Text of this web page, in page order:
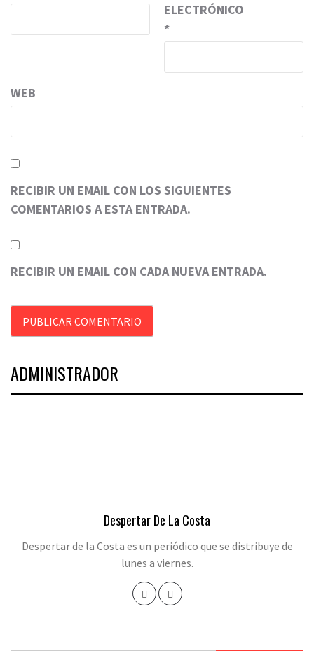
ELECTRÓNICO
*
WEB
RECIBIR UN EMAIL CON LOS SIGUIENTES
COMENTARIOS A ESTA ENTRADA.
RECIBIR UN EMAIL CON CADA NUEVA ENTRADA.
ADMINISTRADOR
Despertar De La Costa
Despertar de la Costa es un periódico que se distribuye de
lunes a viernes.